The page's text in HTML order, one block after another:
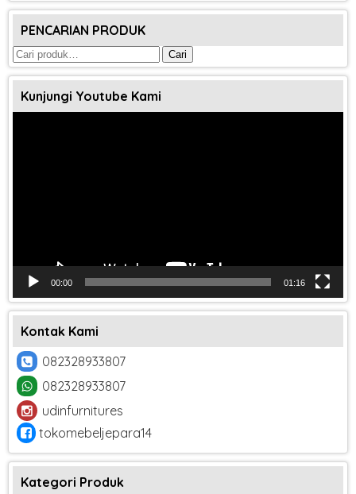
PENCARIAN PRODUK
Pencarian
untuk:
Cari
Kunjungi Youtube Kami
00:00 01:16
Kontak Kami
082328933807
082328933807
udinfurnitures
tokomebeljepara14
Kategori Produk